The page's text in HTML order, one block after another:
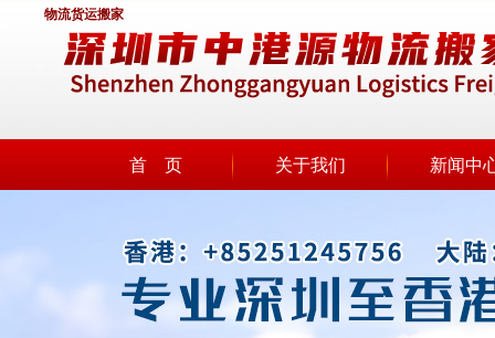
物流货运搬家
首 页 关于我们 新闻中